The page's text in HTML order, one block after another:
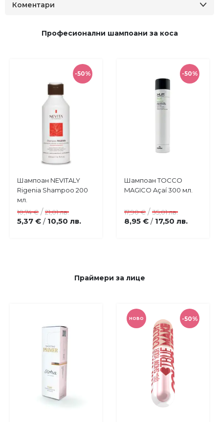
Коментари
Професионални шампоани за коса
-50%
Добави
в
Купи
Шампоан NEVITALY
Rigenia Shampoo 200
мл.
5,37 € / 10,50 лв.
10,74 € / 21,01 лв.
-50%
Добави
в
Купи
Шампоан TOCCO
MAGICO Açaí 300 мл.
8,95 € / 17,50 лв.
17,90 € / 35,01 лв.
Праймери за лице
-50%
НОВО